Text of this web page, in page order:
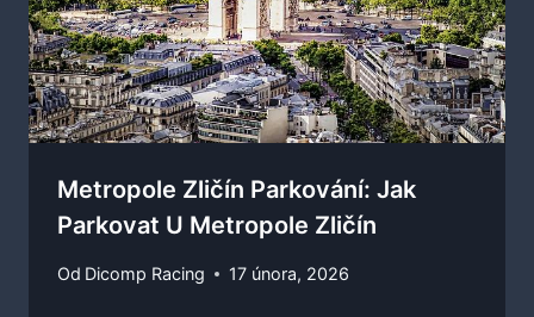
Metropole Zličín Parkování: Jak
Parkovat U Metropole Zličín
Od Dicomp Racing 17 února, 2026